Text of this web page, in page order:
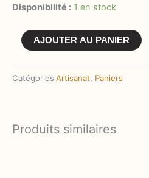
Disponibilité : 1 en stock
quantité
#117
RAVANUI
AJOUTER AU PANIER
Catégories Artisanat Paniers
Produits similaires